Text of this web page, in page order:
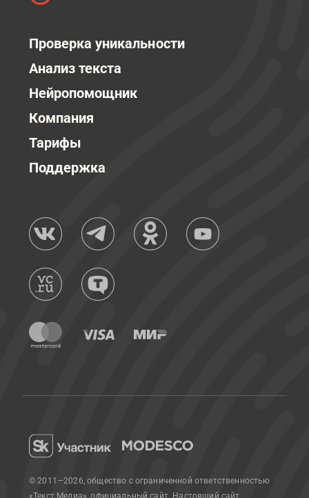
Проверка уникальности
Анализ текста
Нейропомощник
Компания
Тарифы
Поддержка
© 2011—2026, общество с ограниченной ответственностью
«Текст Медиа», официальный сайт. Настоящий сайт